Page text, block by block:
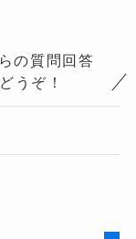
の質問回答
うぞ！